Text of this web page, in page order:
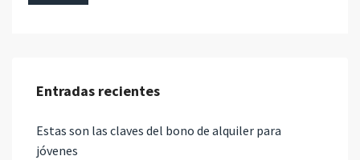
Entradas recientes
Estas son las claves del bono de alquiler para
jóvenes